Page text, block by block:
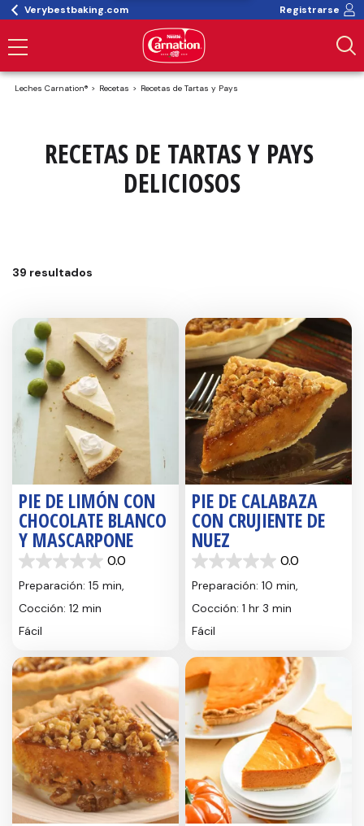
Verybestbaking.com Registrarse
Leches Carnation® Recetas Recetas de Tartas y Pays
RECETAS DE TARTAS Y PAYS
DELICIOSOS
39 resultados
PIE DE LIMÓN CON
CHOCOLATE BLANCO
Y MASCARPONE
0.0
0.0
de
estrellas.
Preparación: 15 min,
Cocción: 12 min
Fácil
PIE DE CALABAZA
CON CRUJIENTE DE
NUEZ
0.0
0.0
de
estrellas.
Preparación: 10 min,
Cocción: 1 hr 3 min
Fácil